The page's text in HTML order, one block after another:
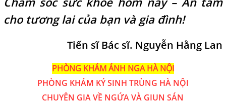
cho tương lai của bạn và gia đình!
Tiến sĩ Bác sĩ. Nguyễn Hằng Lan
PHÒNG KHÁM ÁNH NGA HÀ NỘI
PHÒNG KHÁM KÝ SINH TRÙNG HÀ NỘI
CHUYÊN GIA VỀ NGỨA VÀ GIUN SÁN